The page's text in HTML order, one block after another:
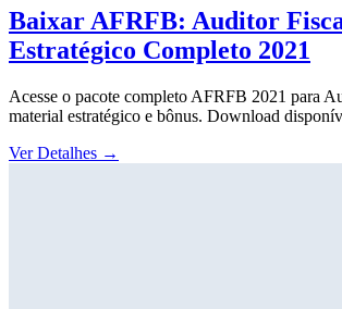
Baixar AFRFB: Auditor
Estratégico Completo 2021
Acesse o pacote completo AFRFB 2021 para
material estratégico e bônus. Download
Ver Detalhes →